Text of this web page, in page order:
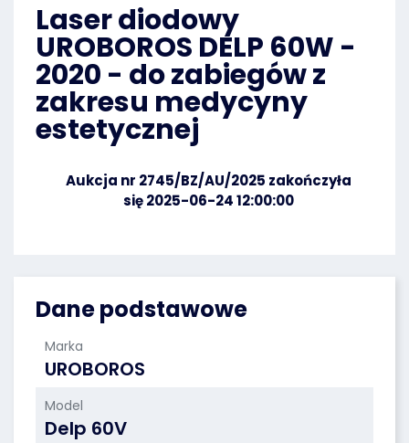
Dane podstawowe
Marka
UROBOROS
Model
Delp 60V
Laser diodowy
UROBOROS DELP 60W -
2020 - do zabiegów z
zakresu medycyny
estetycznej
Aukcja nr 2745/BZ/AU/2025 zakończyła
się 2025-06-24 12:00:00